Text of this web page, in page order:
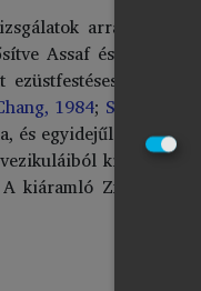
arra
Assaf és Chang Zn
ezüstfestéses
1984; Sloviter,
és egyidejűleg a
kiáramló Zn
kiáramló Zn